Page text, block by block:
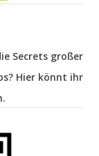
Secrets großer
Hier könnt ihr